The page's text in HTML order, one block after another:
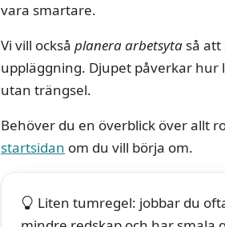
vara smartare.
Vi vill också planera arbetsyta så
uppläggning. Djupet påverkar hur
utan trängsel.
Behöver du en överblick över allt
startsidan om du vill börja om.
Liten tumregel: jobbar du